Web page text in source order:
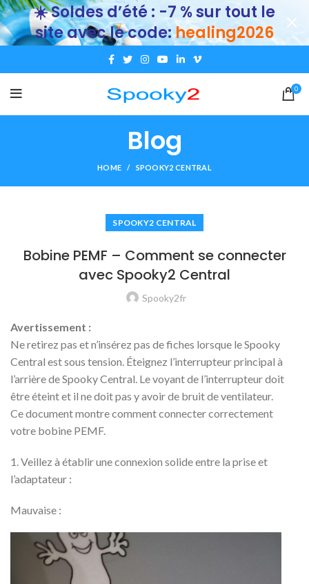
0
Blog
HOME SPOOKY2 CENTRAL
SPOOKY2 CENTRAL
Bobine PEMF – Comment se connecter
avec Spooky2 Central
Spooky2fr
Avertissement :
Ne retirez pas et n’insérez pas de fiches lorsque le Spooky
Central est sous tension. Éteignez l’interrupteur principal à
l’arrière de Spooky Central. Le voyant de l’interrupteur doit
être éteint et il ne doit pas y avoir de bruit de ventilateur.
Ce document montre comment connecter correctement
votre bobine PEMF.
1. Veillez à établir une connexion solide entre la prise et
l’adaptateur :
Mauvaise :
☀️ Soldes d’été : -7 % sur tout le
site avec le code:healing2026